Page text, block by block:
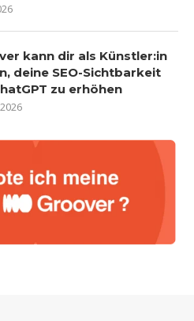
kann dir als Künstler:in
deine SEO-Sichtbarkeit
zu erhöhen